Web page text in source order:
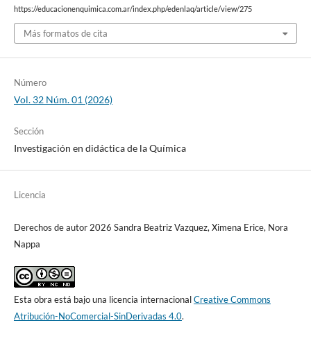
https://educacionenquimica.com.ar/index.php/edenlaq/article/view/275
Más formatos de cita
Número
Vol. 32 Núm. 01 (2026)
Sección
Investigación en didáctica de la Química
Licencia
Derechos de autor 2026 Sandra Beatriz Vazquez, Ximena Erice, Nora
Nappa
Esta obra está bajo una licencia internacionalCreative Commons
Atribución-NoComercial-SinDerivadas 4.0.